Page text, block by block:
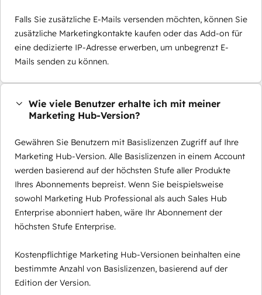
Falls Sie zusätzliche E-Mails versenden möchten, können Sie
zusätzliche Marketingkontakte kaufen oder das Add-on für
eine dedizierte IP-Adresse erwerben, um unbegrenzt E-
Mails senden zu können.
Wie viele Benutzer erhalte ich mit meiner
Marketing Hub-Version?
Gewähren Sie Benutzern mit Basislizenzen Zugriff auf Ihre
Marketing Hub-Version. Alle Basislizenzen in einem Account
werden basierend auf der höchsten Stufe aller Produkte
Ihres Abonnements bepreist. Wenn Sie beispielsweise
sowohl Marketing Hub Professional als auch Sales Hub
Enterprise abonniert haben, wäre Ihr Abonnement der
höchsten Stufe Enterprise.
Kostenpflichtige Marketing Hub-Versionen beinhalten eine
bestimmte Anzahl von Basislizenzen, basierend auf der
Edition der Version.